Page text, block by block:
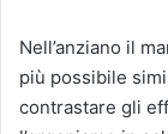
Nell’anziano il
più possibile
contrastare gli